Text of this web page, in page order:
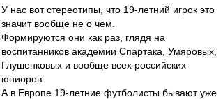
У нас вот стереотипы, что 19-летний игрок это
значит вообще не о чем.
Формируются они как раз, глядя на
воспитанников академии Спартака, Умяровых,
Глушенковых и вообще всех российских
юниоров.
А в Европе 19-летние футболисты бывают уже